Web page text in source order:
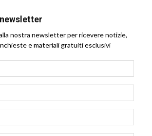
nostra newsletter per ricevere notizie,
e materiali gratuiti esclusivi